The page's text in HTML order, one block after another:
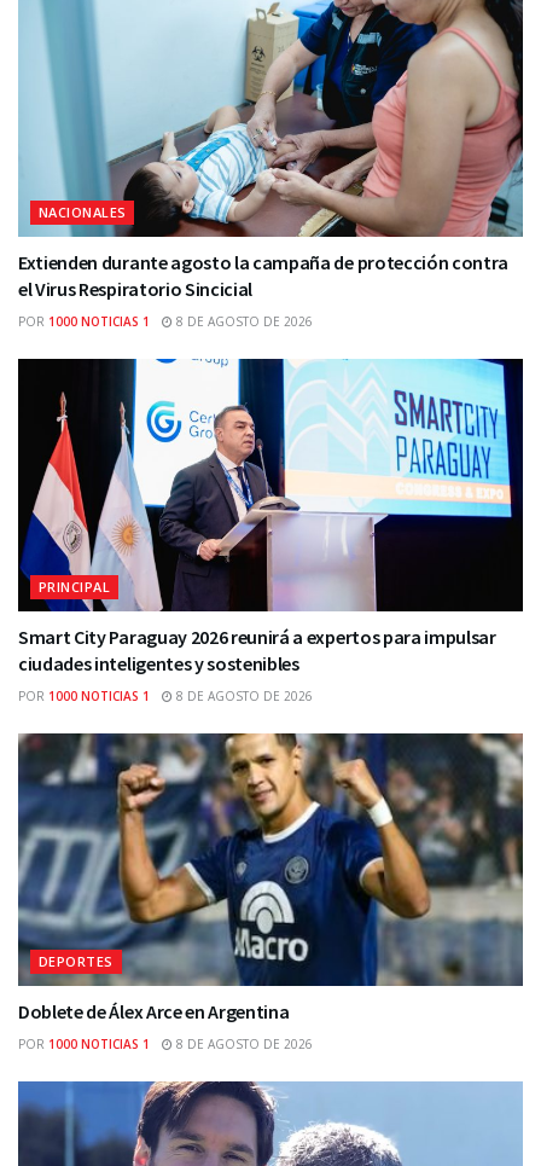
NACIONALES
Extienden durante agosto la campaña de protección contra
el Virus Respiratorio Sincicial
POR 1000 NOTICIAS 1 8 DE AGOSTO DE 2026
PRINCIPAL
Smart City Paraguay 2026 reunirá a expertos para impulsar
ciudades inteligentes y sostenibles
POR 1000 NOTICIAS 1 8 DE AGOSTO DE 2026
DEPORTES
Doblete de Álex Arce en Argentina
POR 1000 NOTICIAS 1 8 DE AGOSTO DE 2026